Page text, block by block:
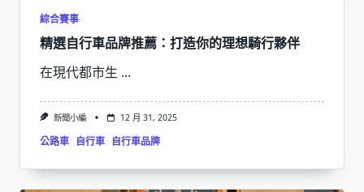
綜合賽事
精選自行車品牌推薦：打造你的理想騎行夥伴
在現代都市生 ...
新聞小編 12 月 31, 2025
公路車 自行車 自行車品牌